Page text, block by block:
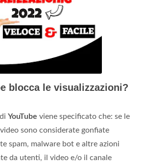
blocca le visualizzazioni?
YouTube viene specificato che: se le
sono considerate gonfiate
spam, malware bot e altre azioni
da utenti, il video e/o il canale